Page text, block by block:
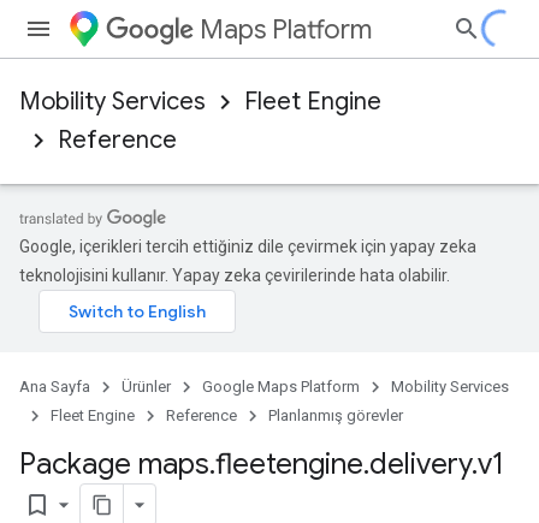
Maps Platform
Mobility Services
Fleet Engine
Reference
Google, içerikleri tercih ettiğiniz dile çevirmek için yapay zeka
teknolojisini kullanır. Yapay zeka çevirilerinde hata olabilir.
Ana Sayfa Ürünler Google Maps Platform
Mobility Services
Fleet Engine
Reference Planlanmış görevler
Package maps.fleetengine.delivery.v1
bookmark_border